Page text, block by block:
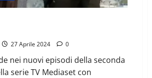
27 Aprile 2024 0
nei nuovi episodi della seconda
serie TV Mediaset con